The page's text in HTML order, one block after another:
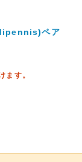
ペア
ます。